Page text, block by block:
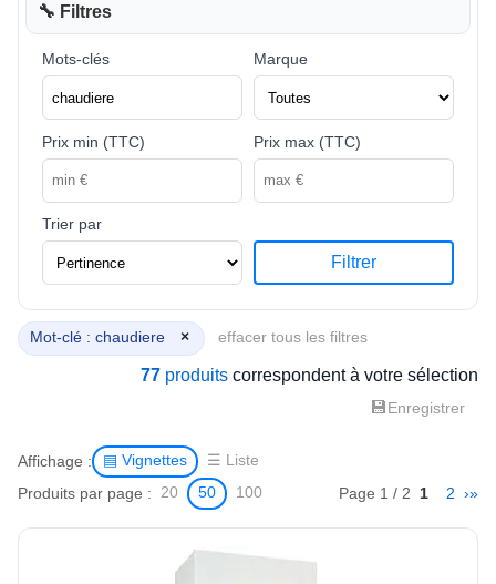
🔧 Filtres
Mots-clés Marque
Prix min (TTC) Prix max (TTC)
Trier par
Filtrer
Mot-clé : chaudiere × effacer tous les filtres
77 produits correspondent à votre sélection
💾Enregistrer
Affichage : ▤ Vignettes ☰ Liste
Produits par page : 20 50 100 Page 1 / 2 1 2 ›»